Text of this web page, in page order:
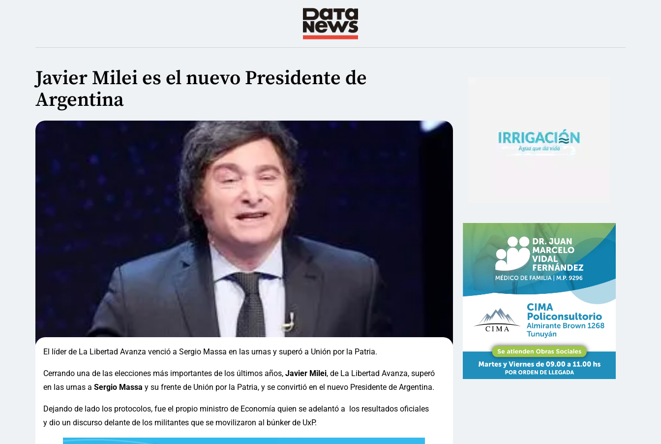
Javier Milei es el nuevo Presidente de
Argentina
El líder de La Libertad Avanza venció a Sergio Massa en las urnas y superó a Unión por la Patria.
Cerrando una de las elecciones más importantes de los últimos años, Javier Milei, de La Libertad Avanza, superó
en las urnas a Sergio Massa y su frente de Unión por la Patria, y se convirtió en el nuevo Presidente de Argentina.
Dejando de lado los protocolos, fue el propio ministro de Economía quien se adelantó a los resultados oficiales
y dio un discurso delante de los militantes que se movilizaron al búnker de UxP.